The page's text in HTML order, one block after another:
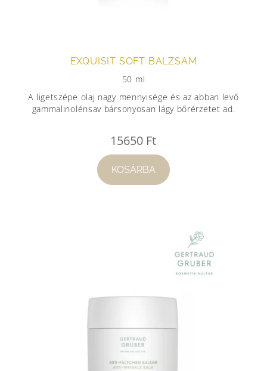
EXQUISIT SOFT BALZSAM
50 ml
A ligetszépe olaj nagy mennyisége és az abban levő
gammalinolénsav bársonyosan lágy bőrérzetet ad.
15650 Ft
KOSÁRBA